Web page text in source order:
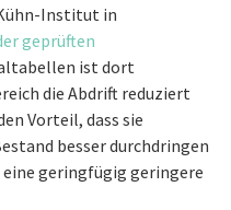
Institut in
geprüften
ist dort
die Abdrift reduziert
Vorteil, dass sie
besser durchdringen
eine geringfügig geringere